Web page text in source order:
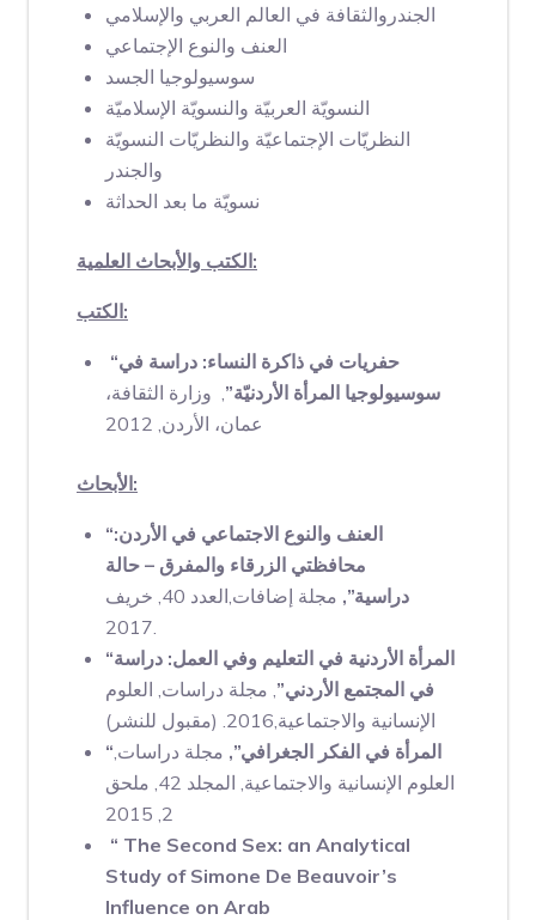
الجندروالثقافة في العالم العربي والإسلامي
العنف والنوع الإجتماعي
سوسيولوجيا الجسد
النسويّة العربيّة والنسويّة الإسلاميّة
النظريّات الإجتماعيّة والنظريّات النسويّة
والجندر
نسويّة ما بعد الحداثة
الكتب والأبحاث العلمية:
الكتب:
“حفريات في ذاكرة النساء: دراسة في
سوسيولوجيا المرأة الأردنيّة”, وزارة الثقافة،
عمان، الأردن, 2012
الأبحاث:
“العنف والنوع الاجتماعي في الأردن:
محافظتي الزرقاء والمفرق – حالة
دراسية”,
مجلة إضافات,العدد 40, خريف
2017.
“المرأة الأردنية في التعليم وفي العمل: دراسة
في المجتمع الأردني”, مجلة دراسات, العلوم
الإنسانية والاجتماعية,2016. (مقبول للنشر)
“المرأة في الفكر الجغرافي”, مجلة دراسات,
العلوم الإنسانية والاجتماعية, المجلد 42, ملحق
2, 2015
“ The Second Sex: an Analytical
Study of Simone De Beauvoir’s
Influence on Arab